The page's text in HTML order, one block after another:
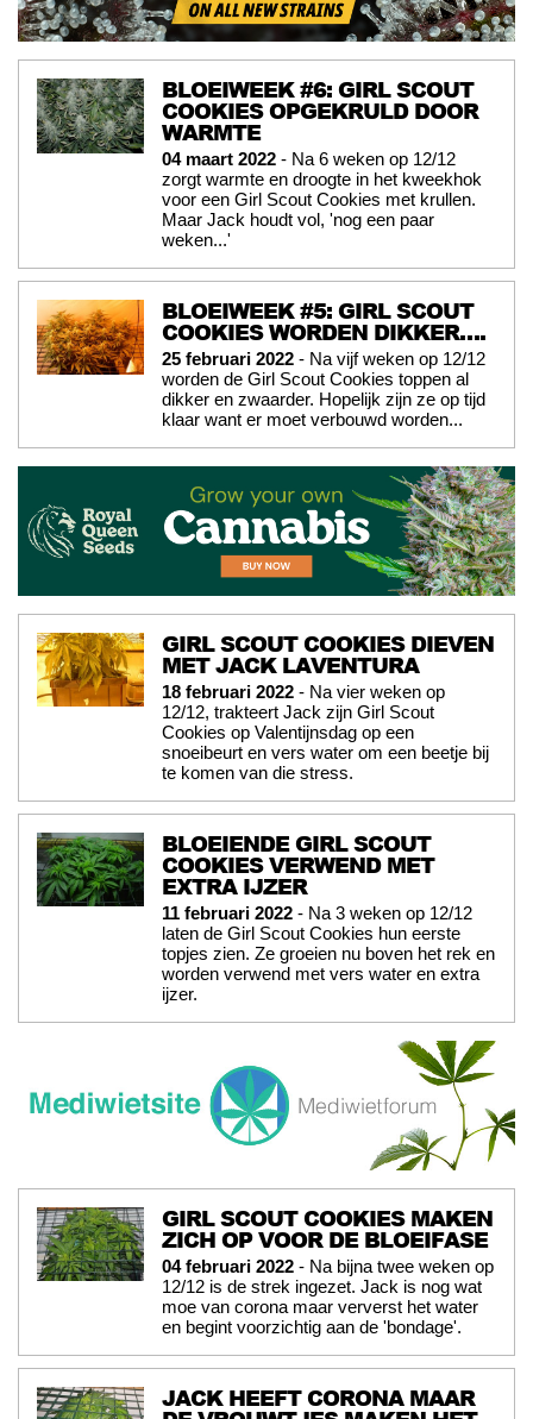
BLOEIWEEK #6: GIRL SCOUT
COOKIES OPGEKRULD DOOR
WARMTE
04 maart 2022 - Na 6 weken op 12/12
zorgt warmte en droogte in het kweekhok
voor een Girl Scout Cookies met krullen.
Maar Jack houdt vol, 'nog een paar
weken...'
BLOEIWEEK #5: GIRL SCOUT
COOKIES WORDEN DIKKER….
25 februari 2022 - Na vijf weken op 12/12
worden de Girl Scout Cookies toppen al
dikker en zwaarder. Hopelijk zijn ze op tijd
klaar want er moet verbouwd worden...
GIRL SCOUT COOKIES DIEVEN
MET JACK LAVENTURA
18 februari 2022 - Na vier weken op
12/12, trakteert Jack zijn Girl Scout
Cookies op Valentijnsdag op een
snoeibeurt en vers water om een beetje bij
te komen van die stress.
BLOEIENDE GIRL SCOUT
COOKIES VERWEND MET
EXTRA IJZER
11 februari 2022 - Na 3 weken op 12/12
laten de Girl Scout Cookies hun eerste
topjes zien. Ze groeien nu boven het rek en
worden verwend met vers water en extra
ijzer.
GIRL SCOUT COOKIES MAKEN
ZICH OP VOOR DE BLOEIFASE
04 februari 2022 - Na bijna twee weken op
12/12 is de strek ingezet. Jack is nog wat
moe van corona maar ververst het water
en begint voorzichtig aan de 'bondage'.
JACK HEEFT CORONA MAAR